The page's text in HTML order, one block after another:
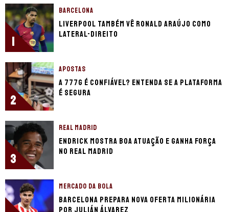
1
BARCELONA
Liverpool também vê Ronald Araújo como
lateral-direito
2
APOSTAS
A 777g é confiável? Entenda se a plataforma
é segura
3
REAL MADRID
Endrick mostra boa atuação e ganha força
no Real Madrid
MERCADO DA BOLA
Barcelona prepara nova oferta milionária
por Julián Álvarez